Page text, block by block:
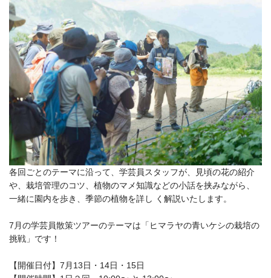
各回ごとのテーマに沿って、学芸員スタッフが、見頃の花の紹介
や、栽培管理のコツ、植物のマメ知識などの小話を挟みながら、
一緒に園内を歩き、季節の植物を詳し く解説いたします。
7月の学芸員散策ツアーのテーマは「ヒマラヤの青いケシの栽培の
挑戦」です！
【開催日付】7月13日・14日・15日